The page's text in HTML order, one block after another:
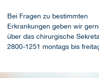
Bei Fragen zu bestimmten
Erkrankungen geben wir
über das chirurgische
2800-1251 montags bis